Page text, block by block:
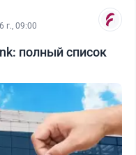
г., 09:00
полный список